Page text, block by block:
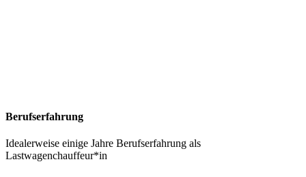
Berufserfahrung
Idealerweise einige Jahre Berufserfahrung als
Lastwagenchauffeur*in